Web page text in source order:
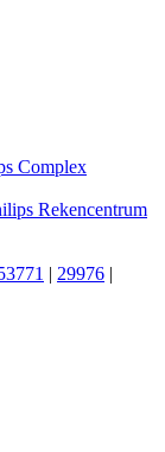
Complex
Rekencentrum
| 29976 |